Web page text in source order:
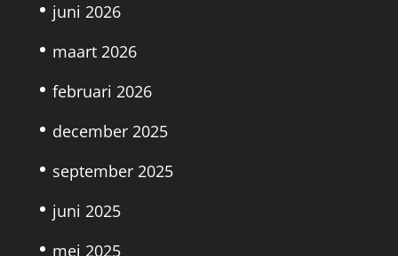
juni 2026
maart 2026
februari 2026
december 2025
september 2025
juni 2025
mei 2025